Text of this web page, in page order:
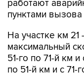
На участке км 21
51-го по 71-й км и
по 51-й км и с 71-
Средства,